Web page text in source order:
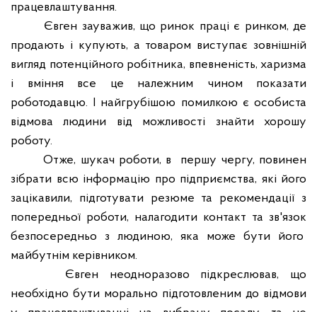
працевлаштування.
Євген зауважив, що ринок праці є ринком, де
продають і купують, а товаром виступає зовнішній
вигляд потенційного робітника, впевненість, харизма
і вміння все це належним чином показати
роботодавцю. І найгрубішою помилкою є особиста
відмова людини від можливості знайти хорошу
роботу.
Отже, шукач роботи, в
першу чергу, повинен
зібрати всю інформацію про підприємства, які його
зацікавили, підготувати резюме та рекомендації з
попередньої роботи, налагодити контакт та зв'язок
безпосередньо з людиною, яка може бути його
майбутнім керівником.
Євген неодноразово підкреслював, що
необхідно бути морально підготовленим до відмови